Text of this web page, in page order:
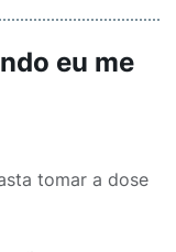
eu me
tomar a dose